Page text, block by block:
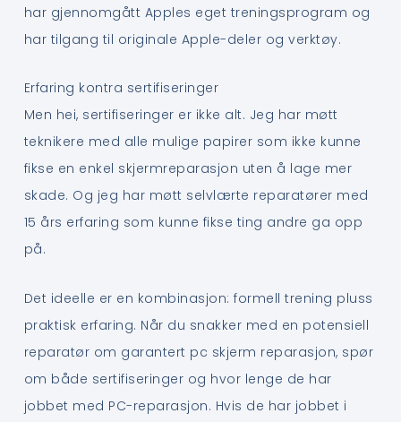
har gjennomgått Apples eget treningsprogram og
har tilgang til originale Apple-deler og verktøy.
Erfaring kontra sertifiseringer
Men hei, sertifiseringer er ikke alt. Jeg har møtt
teknikere med alle mulige papirer som ikke kunne
fikse en enkel skjermreparasjon uten å lage mer
skade. Og jeg har møtt selvlærte reparatører med
15 års erfaring som kunne fikse ting andre ga opp
på.
Det ideelle er en kombinasjon: formell trening pluss
praktisk erfaring. Når du snakker med en potensiell
reparatør om garantert pc skjerm reparasjon, spør
om både sertifiseringer og hvor lenge de har
jobbet med PC-reparasjon. Hvis de har jobbet i